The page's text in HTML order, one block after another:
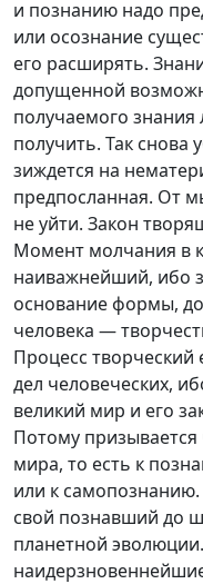
и познанию надо
или осознание
его расширять.
допущенной
получаемого
получить. Так снова
зиждется на
предпосланная. От
не уйти. Закон
Момент молчания в
наиважнейший, ибо
основание формы,
человека —
Процесс творческий
дел человеческих,
великий мир и его
Потому призывается
мира, то есть к
или к
свой познавший до
планетной